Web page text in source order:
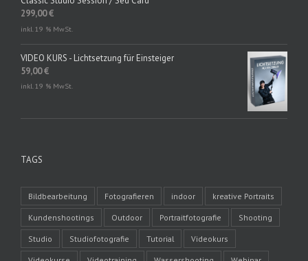
299,00€
inkl. 19 % MwSt.
VIDEO KURS - Lichtsetzung für Einsteiger
59,00€
inkl. 19 % MwSt.
TAGS
Bildbearbeitung Fotografieren indoor kreative Portraits
Kundenshootings Outdoor Portraitfotografie Shooting
Studio Studiofotografie Tutorial Videokurs